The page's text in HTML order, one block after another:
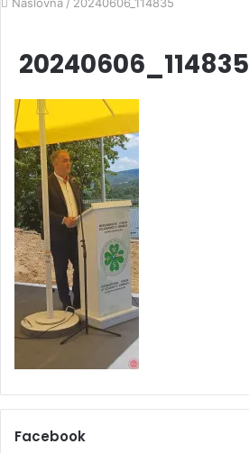
Naslovna / 20240606_114835
20240606_114835
Facebook